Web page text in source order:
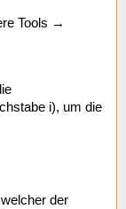
Tools →
i), um die
der